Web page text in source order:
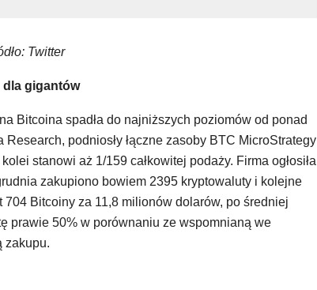
Twitter
gigantów
Bitcoina spadła do najniższych poziomów od ponad
podniosły łączne zasoby BTC MicroStrategy
stanowi aż 1/159 całkowitej podaży. Firma ogłosiła
zakupiono bowiem 2395 kryptowaluty i kolejne
Bitcoiny za 11,8 milionów dolarów, po średniej
prawie 50% w porównaniu ze wspomnianą we
zakupu.